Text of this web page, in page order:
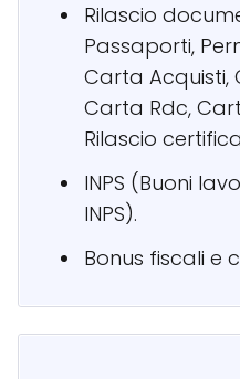
Rilascio
Passaporti,
Carta Acquisti,
Carta Rdc,
Rilascio
INPS (Buoni
INPS).
Bonus fiscali e